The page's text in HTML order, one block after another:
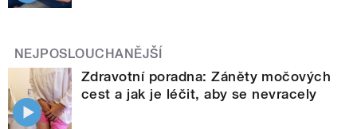
NEJPOSLOUCHANĚJŠÍ
Zdravotní poradna: Záněty močových
cest a jak je léčit, aby se nevracely